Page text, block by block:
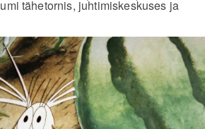
tähetornis, juhtimiskeskuses ja